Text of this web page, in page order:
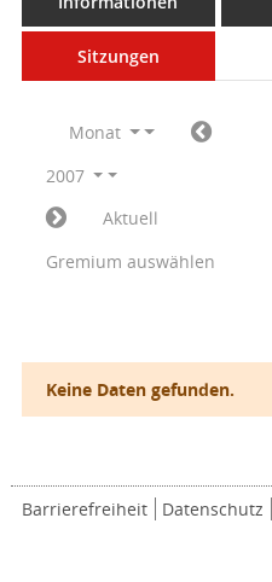
Sitzungen
Monat
2007
Aktuell
Gremium auswählen
Keine Daten gefunden.
Barrierefreiheit Datenschutz